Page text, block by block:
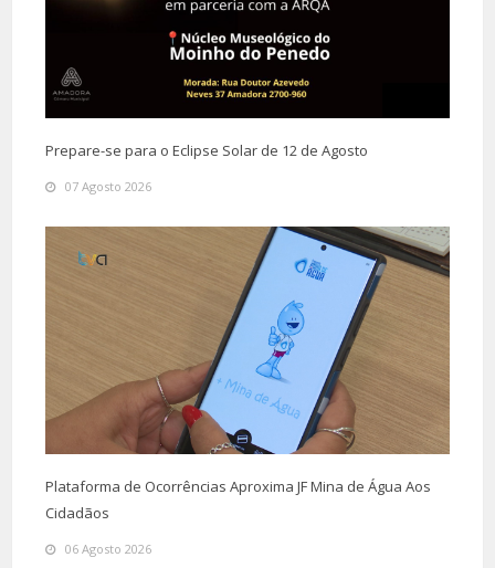
Prepare-se para o Eclipse Solar de 12 de Agosto
07 Agosto 2026
Plataforma de Ocorrências Aproxima JF Mina de Água Aos
Cidadãos
06 Agosto 2026